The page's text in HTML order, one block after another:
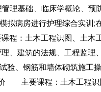
理基础、临床学概论、预
病房进行护理综合实训;
：土木工程识图、土木
、建筑的法规、工程监理
、钢筋和墙体砌筑施工
价 主要课程：土木工程识